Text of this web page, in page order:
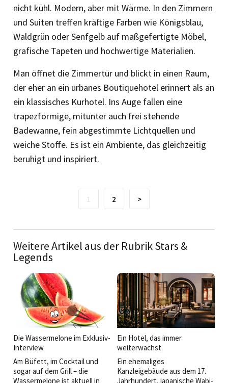
nicht kühl. Modern, aber mit Wärme. In den Zimmern
und Suiten treffen kräftige Farben wie Königsblau,
Waldgrün oder Senfgelb auf maßgefertigte Möbel,
grafische ­Tapeten und hochwertige Materialien.
Man öffnet die Zimmertür und blickt in einen Raum,
der eher an ein urbanes Boutiquehotel erinnert als an
ein klassisches Kurhotel. Ins Auge fallen eine
trapezförmige, mitunter auch frei stehende
Badewanne, fein abgestimmte Lichtquellen und
weiche Stoffe. Es ist ein Ambiente, das gleichzeitig
beruhigt und inspiriert.
2 >
Weitere Artikel aus der Rubrik Stars &
Legends
Die Wassermelone im Exklusiv-
Interview
Am Büfett, im Cocktail und
sogar auf dem Grill – die
Wassermelone ist aktuell in
Ein Hotel, das immer
weiterwächst
Ein ehemaliges
Kanzleigebäude aus dem 17.
Jahrhundert, japanische Wabi-